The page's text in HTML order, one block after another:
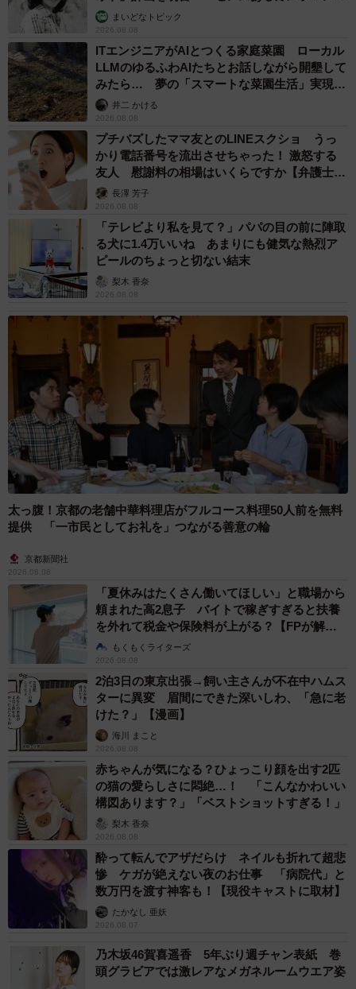
む」まいどなトピック
2026.08.08
ITエンジニアがAIとつくる家庭菜園 ローカル
LLMのゆるふわAIたちとお話しながら開墾して
みたら… 夢の「スマートな菜園生活」実現な
るか井二 かける
2026.08.08
プチバズしたママ友とのLINEスクショ うっ
かり電話番号を流出させちゃった！ 激怒する
友人 慰謝料の相場はいくらですか【弁護士が
解説】長澤 芳子
2026.08.08
「テレビより私を見て？」パパの目の前に陣取
る犬に1.4万いいね あまりにも健気な熱烈ア
ピールのちょっと切ない結末
梨木 香奈
2026.08.08
太っ腹！京都の老舗中華料理店がフルコース料理50人前を無料
提供 「一市民としてお礼を」つながる善意の輪
京都新聞社
2026.08.08
「夏休みはたくさん働いてほしい」と職場から
頼まれた高2息子 バイトで稼ぎすぎると扶養
を外れて税金や保険料が上がる？【FPが解
説】もくもくライターズ
2026.08.08
2泊3日の東京出張→飼い主さんが不在中ハムス
ターに異変 眉間にできた深いしわ、「急に老
けた？」【漫画】
海川 まこと
2026.08.08
赤ちゃんが気になる？ひょっこり顔を出す2匹
の猫の愛らしさに悶絶…！ 「こんなかわいい
構図あります？」「ベストショットすぎる！」
梨木 香奈
2026.08.08
酔って転んでアザだらけ ネイルも折れて超悲
惨 ケガが絶えない夜のお仕事 「病院代」と
数万円を渡す神客も！【現役キャストに取材】
たかなし 亜妖
2026.08.07
乃木坂46賀喜遥香 5年ぶり週チャン表紙 巻
頭グラビアでは激レアなメガネルームウエア姿